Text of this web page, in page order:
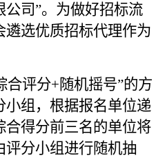
公司”。为做好招标流
选优质招标代理作为
评分+随机摇号”的方
小组，根据报名单位递
合得分前三名的单位将
评分小组进行随机抽